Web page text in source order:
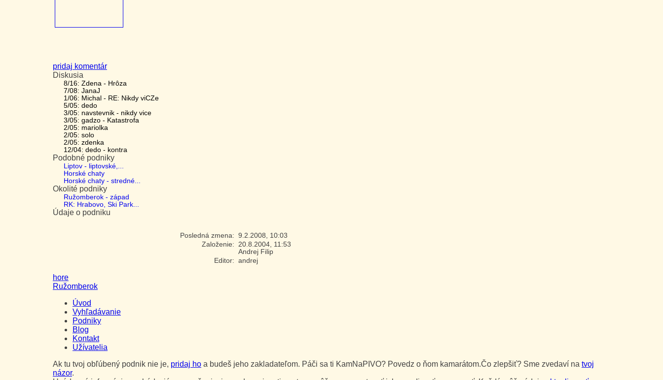
pridaj komentár
Diskusia
8/16: Zdena - Hrôza
7/08: JanaJ
1/06: Michal - RE: Nikdy viCZe
5/05: dedo
3/05: navstevnik - nikdy vice
3/05: gadzo - Katastrofa
2/05: mariolka
2/05: solo
2/05: zdenka
12/04: dedo - kontra
Podobné podniky
Liptov - liptovské,...
Horské chaty
Horské chaty - stredné...
Okolité podniky
Ružomberok - západ
RK: Hrabovo, Ski Park...
Údaje o podniku
Posledná zmena: 9.2.2008, 10:03
Založenie: 20.8.2004, 11:53
Andrej Filip
Editor: andrej
hore
Ružomberok
Úvod
Vyhľadávanie
Podniky
Blog
Kontakt
Užívatelia
Ak tu tvoj obľúbený podnik nie je, pridaj ho a budeš jeho zakladateľom. Páči sa ti KamNaPIVO? Povedz o ňom kamarátom.Čo zlepšiť? Sme zvedaví na tvoj
názor.